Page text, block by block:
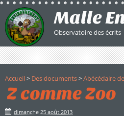
Malle
Observatoire des écrits
Accueil> Des documents>Abécédaire
Z comme Zoo
dimanche 25 août 2013